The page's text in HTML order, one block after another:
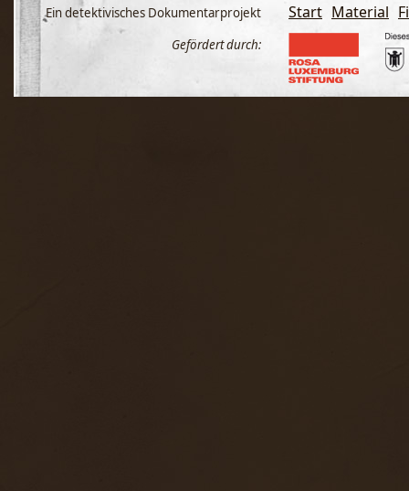
Ein detektivisches Dokumentarprojekt
Gefördert durch:
Start Material